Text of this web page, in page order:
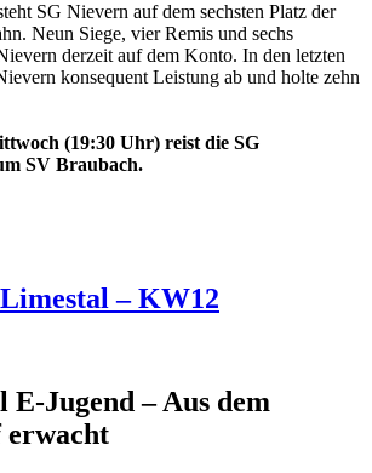
SG Nievern auf dem sechsten Platz der
Neun Siege, vier Remis und sechs
derzeit auf dem Konto. In den letzten
konsequent Leistung ab und holte zehn
(19:30 Uhr) reist die SG
SV Braubach.
– KW12
E-Jugend – Aus dem